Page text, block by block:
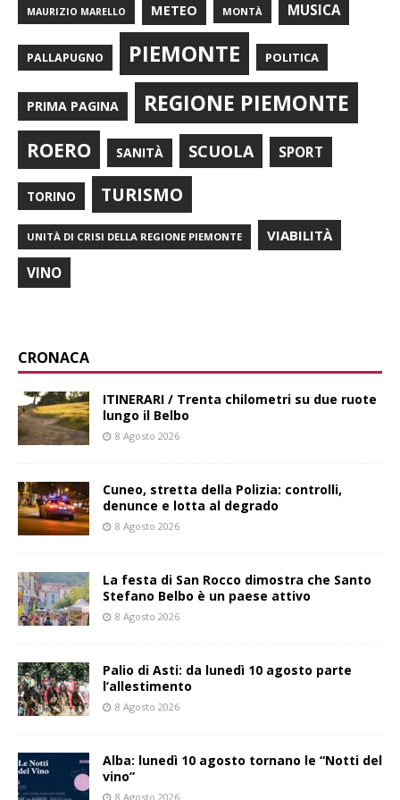
MAURIZIO MARELLO METEO MONTÀ MUSICA
PALLAPUGNO PIEMONTE POLITICA
PRIMA PAGINA REGIONE PIEMONTE
ROERO SANITÀ SCUOLA SPORT
TORINO TURISMO
UNITÀ DI CRISI DELLA REGIONE PIEMONTE VIABILITÀ
VINO
CRONACA
ITINERARI / Trenta chilometri su due ruote
lungo il Belbo
8 Agosto 2026
Cuneo, stretta della Polizia: controlli,
denunce e lotta al degrado
8 Agosto 2026
La festa di San Rocco dimostra che Santo
Stefano Belbo è un paese attivo
8 Agosto 2026
Palio di Asti: da lunedì 10 agosto parte
l’allestimento
8 Agosto 2026
Alba: lunedì 10 agosto tornano le “Notti del
vino”
8 Agosto 2026